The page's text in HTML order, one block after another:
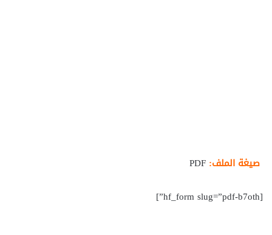
صيغة الملف:
[hf_form slug=”pdf-b7oth”]